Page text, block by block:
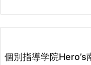
個別指導学院